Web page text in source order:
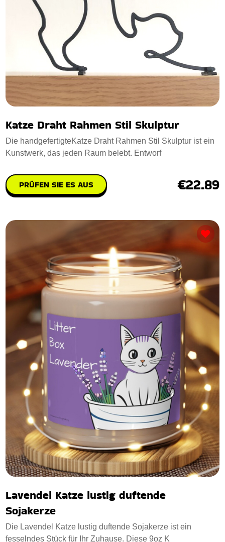
Katze Draht Rahmen Stil Skulptur
Die handgefertigteKatze Draht Rahmen Stil Skulptur ist ein
Kunstwerk, das jeden Raum belebt. Entworf
PRÜFEN SIE ES AUS €22.89
Lavendel Katze lustig duftende
Sojakerze
Die Lavendel Katze lustig duftende Sojakerze ist ein
fesselndes Stück für Ihr Zuhause. Diese 9oz K